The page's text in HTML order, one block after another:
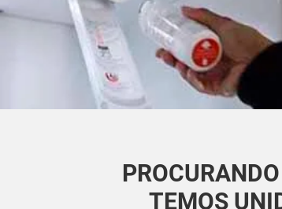
TEMOS